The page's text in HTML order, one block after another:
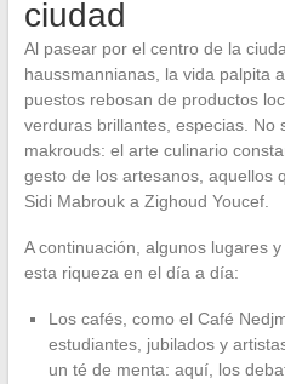
ciudad
Al pasear por el centro de la
haussmannianas, la vida palpita
puestos rebosan de productos
verduras brillantes, especias. No
makrouds: el arte culinario
gesto de los artesanos, aquellos
Sidi Mabrouk a Zighoud Youcef.
A continuación, algunos lugares
esta riqueza en el día a día:
Los cafés, como el Café
estudiantes, jubilados y
un té de menta: aquí, los